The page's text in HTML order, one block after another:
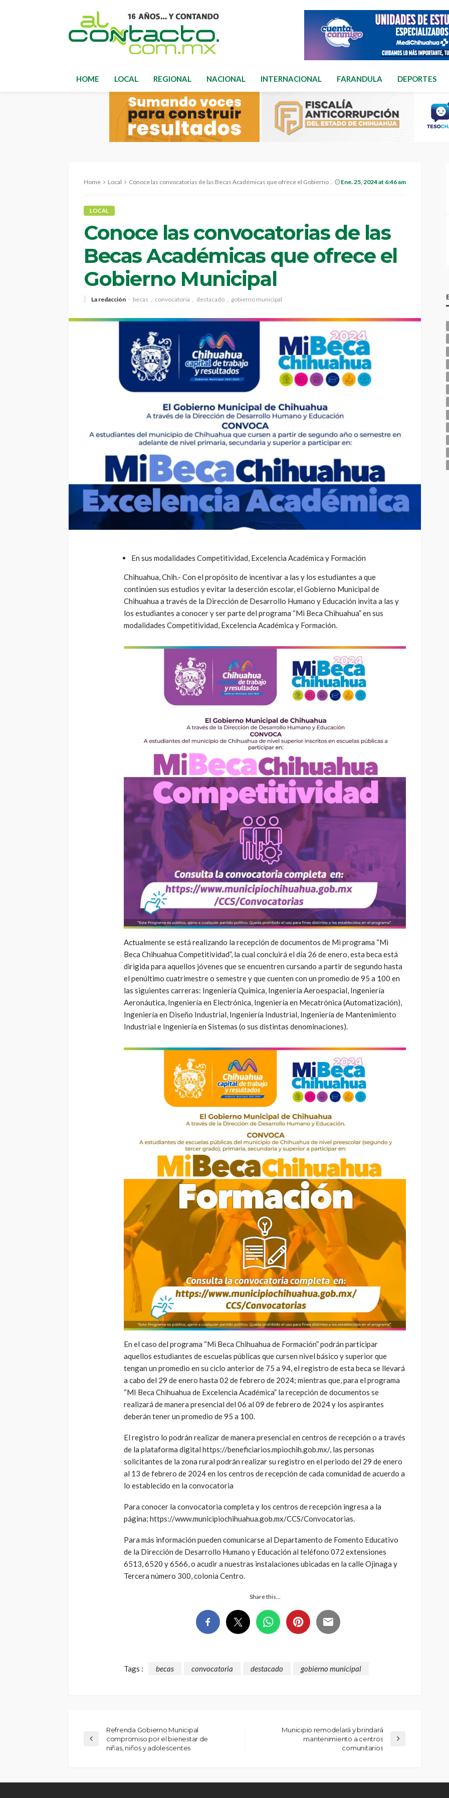
HOME LOCAL REGIONAL NACIONAL INTERNACIONAL FARANDULA DEPORTES
Home Local Conoce las convocatorias de las Becas Académicas que ofrece el Gobierno Municipal Ene. 25, 2024 at 6:46 am
LOCAL
Conoce las convocatorias de las
Becas Académicas que ofrece el
Gobierno Municipal
La redacción becas convocatoria destacado gobierno municipal
En sus modalidades Competitividad, Excelencia Académica y Formación
Chihuahua, Chih.- Con el propósito de incentivar a las y los estudiantes a que
continúen sus estudios y evitar la deserción escolar, el Gobierno Municipal de
Chihuahua a través de la Dirección de Desarrollo Humano y Educación invita a las y
los estudiantes a conocer y ser parte del programa “Mi Beca Chihuahua” en sus
modalidades Competitividad, Excelencia Académica y Formación.
Actualmente se está realizando la recepción de documentos de Mi programa “Mi
Beca Chihuahua Competitividad”, la cual concluirá el día 26 de enero, esta beca está
dirigida para aquellos jóvenes que se encuentren cursando a partir de segundo hasta
el penúltimo cuatrimestre o semestre y que cuenten con un promedio de 95 a 100 en
las siguientes carreras: Ingeniería Química, Ingeniería Aeroespacial, Ingeniería
Aeronáutica, Ingeniería en Electrónica, Ingeniería en Mecatrónica (Automatización),
Ingeniería en Diseño Industrial, Ingeniería Industrial, Ingeniería de Mantenimiento
Industrial e Ingeniería en Sistemas (o sus distintas denominaciones).
En el caso del programa “Mi Beca Chihuahua de Formación” podrán participar
aquellos estudiantes de escuelas públicas que cursen nivel básico y superior que
tengan un promedio en su ciclo anterior de 75 a 94, el registro de esta beca se llevará
a cabo del 29 de enero hasta 02 de febrero de 2024; mientras que, para el programa
“MI Beca Chihuahua de Excelencia Académica” la recepción de documentos se
realizará de manera presencial del 06 al 09 de febrero de 2024 y los aspirantes
deberán tener un promedio de 95 a 100.
El registro lo podrán realizar de manera presencial en centros de recepción o a través
de la plataforma digital https://beneficiarios.mpiochih.gob.mx/, las personas
solicitantes de la zona rural podrán realizar su registro en el periodo del 29 de enero
al 13 de febrero de 2024 en los centros de recepción de cada comunidad de acuerdo a
lo establecido en la convocatoria
Para conocer la convocatoria completa y los centros de recepción ingresa a la
página; https://www.municipiochihuahua.gob.mx/CCS/Convocatorias.
Para más información pueden comunicarse al Departamento de Fomento Educativo
de la Dirección de Desarrollo Humano y Educación al teléfono 072 extensiones
6513, 6520 y 6566, o acudir a nuestras instalaciones ubicadas en la calle Ojinaga y
Tercera número 300, colonia Centro.
Share this…
Tags : becas convocatoria destacado gobierno municipal
Refrenda Gobierno Municipal
compromiso por el bienestar de
niñas, niños y adolescentes
Municipio remodelará y brindará
mantenimiento a centros
comunitarios